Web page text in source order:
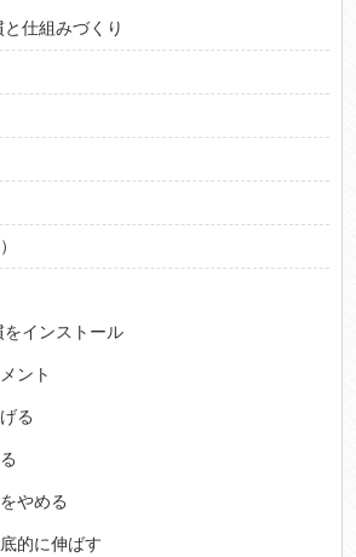
仕組みづくり
インストール
ント
る
やめる
的に伸ばす